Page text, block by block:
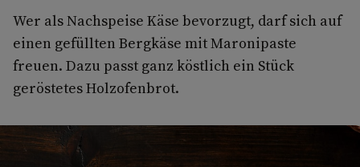
Wer als Nachspeise Käse bevorzugt, darf sich auf
einen gefüllten Bergkäse mit Maronipaste
freuen. Dazu passt ganz köstlich ein Stück
geröstetes Holzofenbrot.